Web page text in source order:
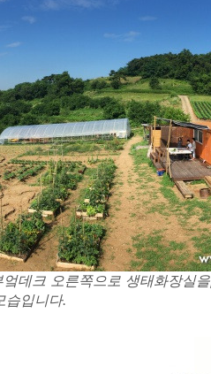
데크 오른쪽으로 생태화장실
습입니다.